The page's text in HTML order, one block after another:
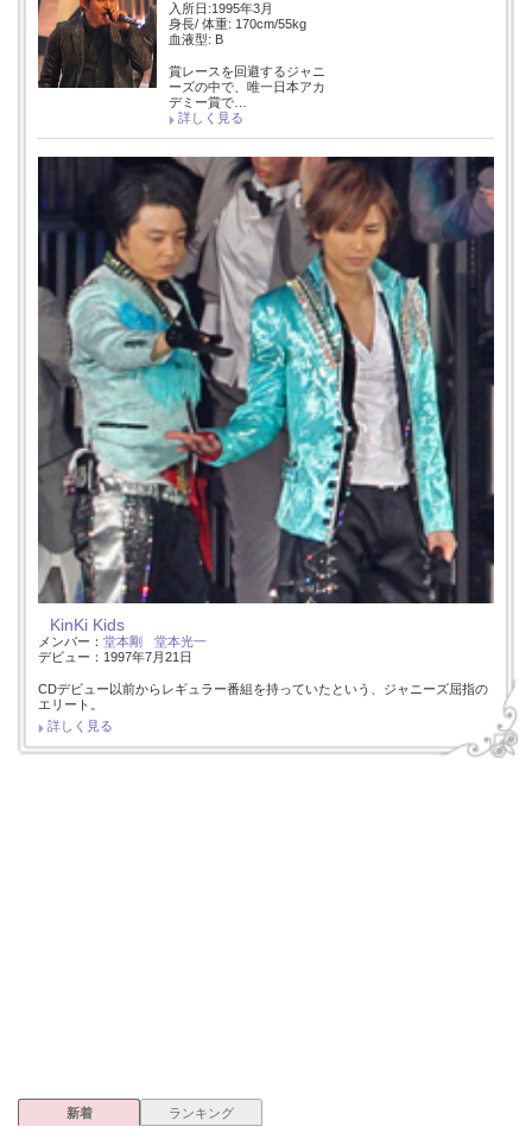
入所日:1995年3月
身長/ 体重: 170cm/55kg
血液型: B
賞レースを回避するジャニ
ーズの中で、唯一日本アカ
デミー賞で…
詳しく見る
KinKi Kids
メンバー： 堂本剛
堂本光一
デビュー：1997年7月21日
CDデビュー以前からレギュラー番組を持っていたという、ジャニーズ屈指の
エリート。
詳しく見る
新着 ランキング